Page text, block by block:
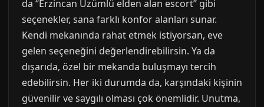
da “Erzincan Üzümlü elden alan escort” gibi
seçenekler, sana farklı konfor alanları sunar.
Kendi mekanında rahat etmek istiyorsan, eve
gelen seçeneğini değerlendirebilirsin. Ya da
dışarıda, özel bir mekanda buluşmayı tercih
edebilirsin. Her iki durumda da, karşındaki kişinin
güvenilir ve saygılı olması çok önemlidir. Unutma,